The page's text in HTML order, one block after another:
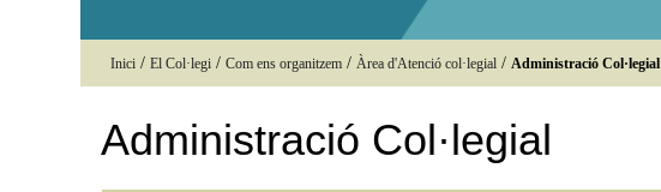
Inici / El Col·legi / Com ens organitzem / Àrea d'Atenció col·legial / Administració Col·legial
Administració Col·legial